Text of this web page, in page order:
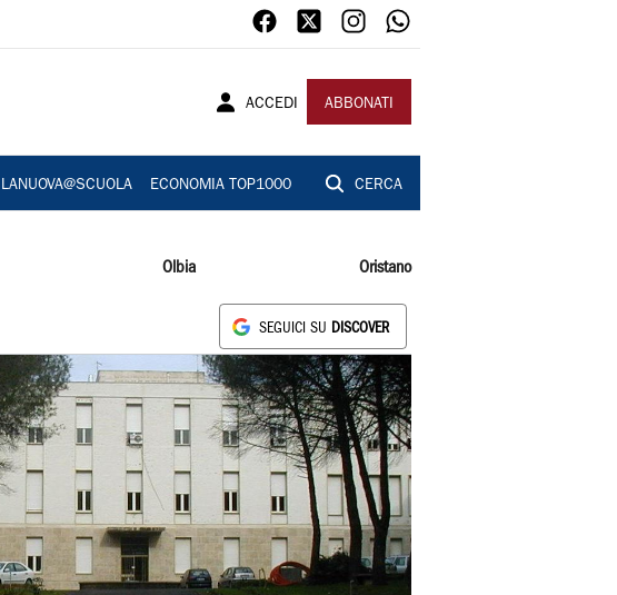
ACCEDI ABBONATI
LANUOVA@SCUOLA ECONOMIA TOP1000 CERCA
Olbia Oristano
SEGUICI SU DISCOVER